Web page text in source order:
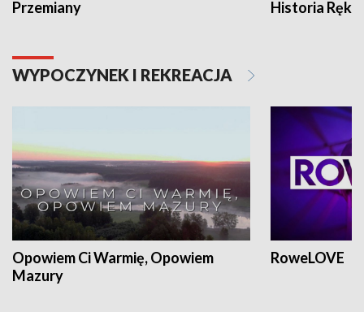
Przemiany Historia Ręką
WYPOCZYNEK I REKREACJA
Opowiem Ci Warmię, Opowiem
Mazury
RoweLOVE